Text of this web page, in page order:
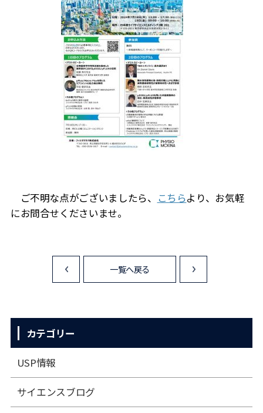
ご不明な点がございましたら、 こちらより、お気軽
にお問合せくださいませ。
<
一覧へ戻る
カテゴリー
USP情報
サイエンスブログ